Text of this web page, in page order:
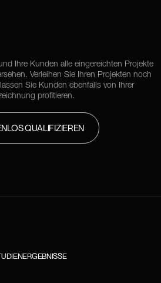
Ihre Kunden alle eingereichten Projekte
Verleihen Sie Ihren Projekten noch
Sie Kunden ebenfalls von Ihrer
profitieren.
QUALIFIZIEREN